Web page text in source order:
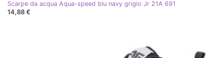
Scarpe da acqua Aqua-speed blu navy grigio Jr 21A 691
14,88 €